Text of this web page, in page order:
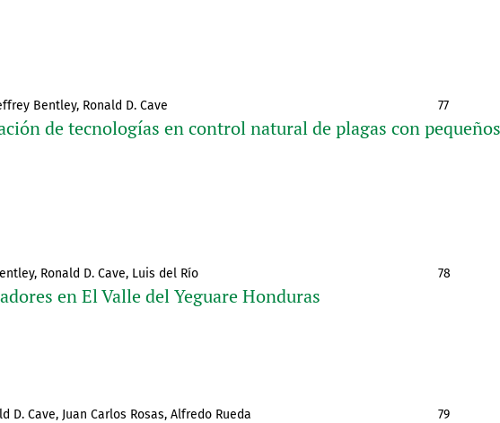
Bentley, Ronald D. Cave 77
de tecnologías en control natural de plagas con pequeños
Ronald D. Cave, Luis del Río 78
en El Valle del Yeguare Honduras
D. Cave, Juan Carlos Rosas, Alfredo Rueda 79